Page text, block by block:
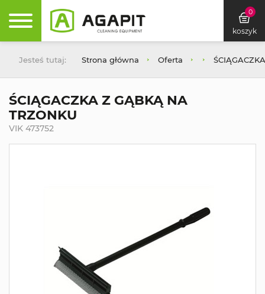
0
koszyk
Jesteś tutaj: Strona główna Oferta
ŚCIĄGACZKA Z GĄBKĄ NA
TRZONKU
VIK 473752